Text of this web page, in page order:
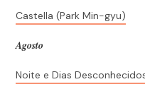
Castella (Park Min-gyu)
Agosto
Noite e Dias